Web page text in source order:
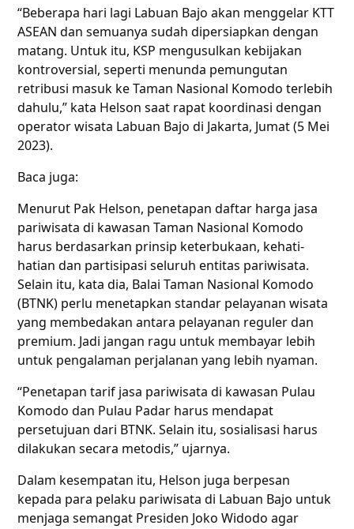
“Beberapa hari lagi Labuan Bajo akan menggelar KTT
ASEAN dan semuanya sudah dipersiapkan dengan
matang. Untuk itu, KSP mengusulkan kebijakan
kontroversial, seperti menunda pemungutan
retribusi masuk ke Taman Nasional Komodo terlebih
dahulu,” kata Helson saat rapat koordinasi dengan
operator wisata Labuan Bajo di Jakarta, Jumat (5 Mei
2023).
Baca juga:
Menurut Pak Helson, penetapan daftar harga jasa
pariwisata di kawasan Taman Nasional Komodo
harus berdasarkan prinsip keterbukaan, kehati-
hatian dan partisipasi seluruh entitas pariwisata.
Selain itu, kata dia, Balai Taman Nasional Komodo
(BTNK) perlu menetapkan standar pelayanan wisata
yang membedakan antara pelayanan reguler dan
premium. Jadi jangan ragu untuk membayar lebih
untuk pengalaman perjalanan yang lebih nyaman.
“Penetapan tarif jasa pariwisata di kawasan Pulau
Komodo dan Pulau Padar harus mendapat
persetujuan dari BTNK. Selain itu, sosialisasi harus
dilakukan secara metodis,” ujarnya.
Dalam kesempatan itu, Helson juga berpesan
kepada para pelaku pariwisata di Labuan Bajo untuk
menjaga semangat Presiden Joko Widodo agar